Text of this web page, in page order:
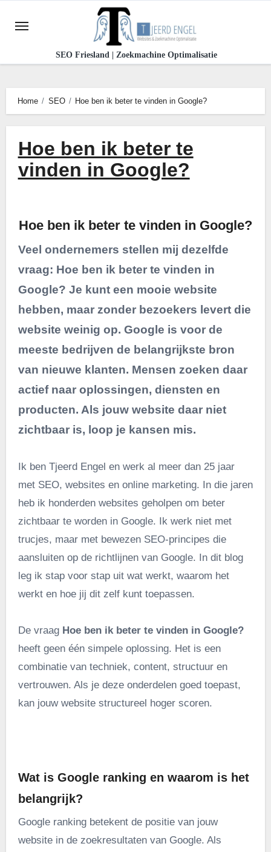
naar
SEO Friesland | Zoekmachine Optimalisatie
Home SEO Hoe ben ik beter te vinden in Google?
Hoe ben ik beter te
vinden in Google?
Hoe ben ik beter te vinden in Google?
Veel ondernemers stellen mij dezelfde
vraag: Hoe ben ik beter te vinden in
Google? Je kunt een mooie website
hebben, maar zonder bezoekers levert die
website weinig op. Google is voor de
meeste bedrijven de belangrijkste bron
van nieuwe klanten. Mensen zoeken daar
actief naar oplossingen, diensten en
producten. Als jouw website daar niet
zichtbaar is, loop je kansen mis.
Ik ben Tjeerd Engel en werk al meer dan 25 jaar
met SEO, websites en online marketing. In die jaren
heb ik honderden websites geholpen om beter
zichtbaar te worden in Google. Ik werk niet met
trucjes, maar met bewezen SEO-principes die
aansluiten op de richtlijnen van Google. In dit blog
leg ik stap voor stap uit wat werkt, waarom het
werkt en hoe jij dit zelf kunt toepassen.
De vraag Hoe ben ik beter te vinden in Google?
heeft geen één simpele oplossing. Het is een
combinatie van techniek, content, structuur en
vertrouwen. Als je deze onderdelen goed toepast,
kan jouw website structureel hoger scoren.
Wat is Google ranking en waarom is het
belangrijk?
Google ranking betekent de positie van jouw
website in de zoekresultaten van Google. Als